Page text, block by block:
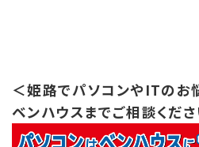
＜姫路でパソコンやITのお
ベンハウスまでご相談くだ